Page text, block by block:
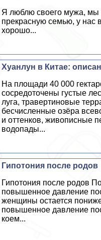
Я люблю своего мужа, мы
прекрасную семью, у нас
хорошо...
Хуанлун в Китае:
На площади 40 000
сосредоточены густые
луга, травертиновые
бесчисленные озёра
и оттенков, живописные
водопады...
Гипотония после родов
Гипотония после родов
повышенное давление
женщины остается
повышенное давление
коем...